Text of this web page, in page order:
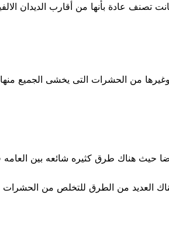
عادة بأنها من أقارب الديدان
من الحشرات التى يخشى الجميع
حيث هناك طرق كثيره شائعه بين
من الطرق للتخلص من الحشرات